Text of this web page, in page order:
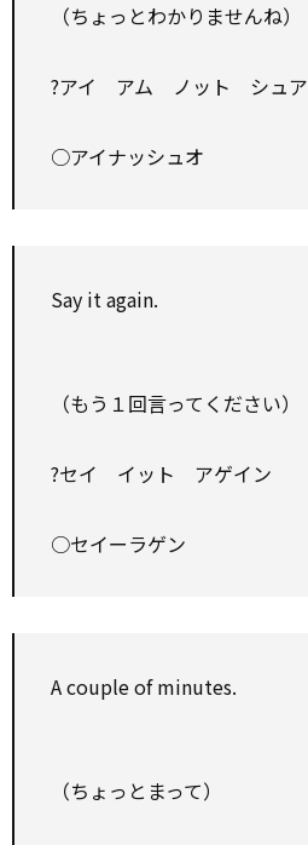
（ちょっとわかりませんね）
?アイ アム ノット シュア
○アイナッシュオ
Say it again.
（もう１回言ってください）
?セイ イット アゲイン
○セイーラゲン
A couple of minutes.
（ちょっとまって）